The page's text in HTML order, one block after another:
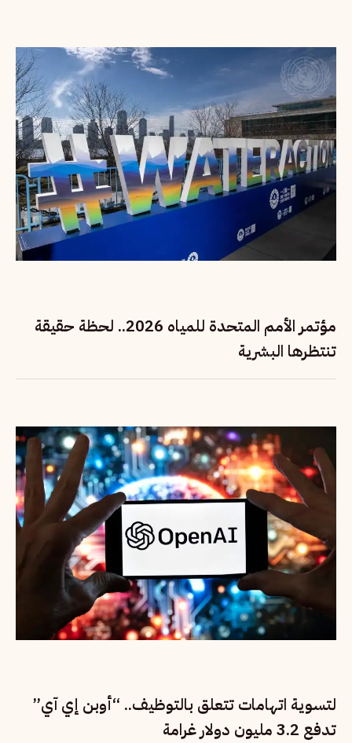
مؤتمر الأمم المتحدة للمياه 2026.. لحظة حقيقة
تنتظرها البشرية
لتسوية اتهامات تتعلق بالتوظيف.. “أوبن إي آي”
تدفع 3.2 مليون دولار غرامة